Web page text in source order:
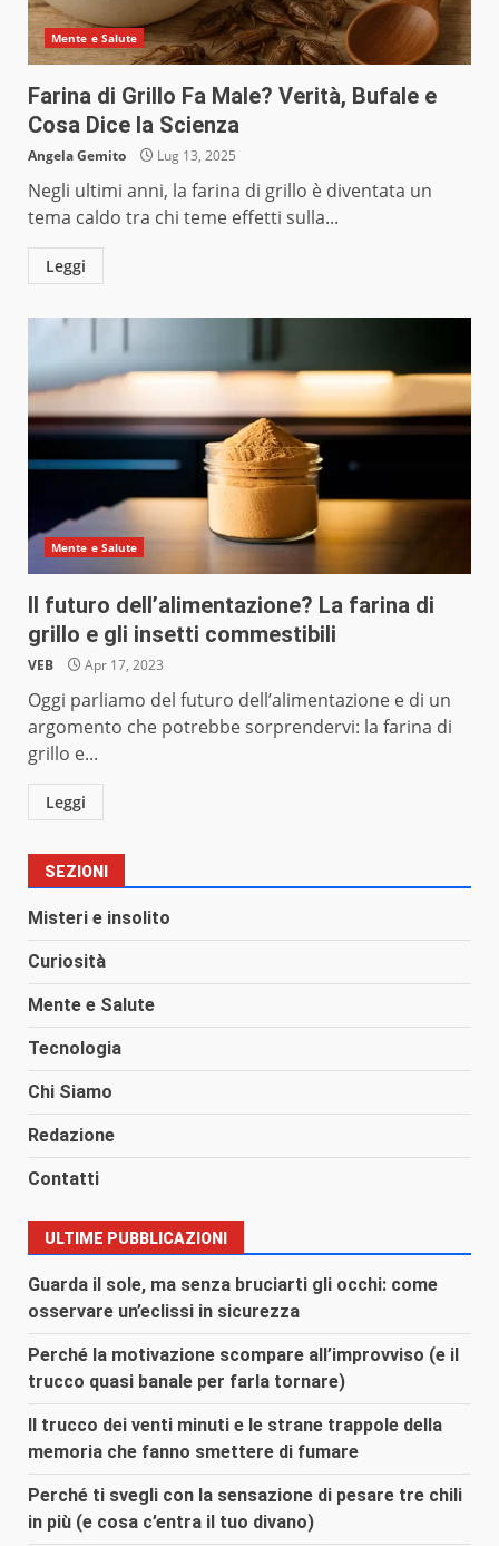
Mente e Salute
Farina di Grillo Fa Male? Verità, Bufale e
Cosa Dice la Scienza
Angela Gemito Lug 13, 2025
Negli ultimi anni, la farina di grillo è diventata un
tema caldo tra chi teme effetti sulla...
Leggi
Mente e Salute
Il futuro dell’alimentazione? La farina di
grillo e gli insetti commestibili
VEB Apr 17, 2023
Oggi parliamo del futuro dell’alimentazione e di un
argomento che potrebbe sorprendervi: la farina di
grillo e...
Leggi
SEZIONI
Misteri e insolito
Curiosità
Mente e Salute
Tecnologia
Chi Siamo
Redazione
Contatti
ULTIME PUBBLICAZIONI
Guarda il sole, ma senza bruciarti gli occhi: come
osservare un’eclissi in sicurezza
Perché la motivazione scompare all’improvviso (e il
trucco quasi banale per farla tornare)
Il trucco dei venti minuti e le strane trappole della
memoria che fanno smettere di fumare
Perché ti svegli con la sensazione di pesare tre chili
in più (e cosa c’entra il tuo divano)